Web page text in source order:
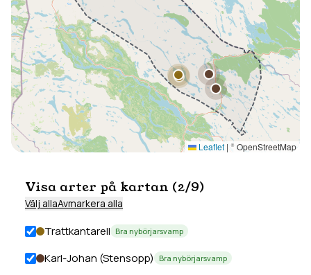
Leaflet | © OpenStreetMap
Visa arter på kartan (2/9)
Välj allaAvmarkera alla
Trattkantarell Bra nybörjarsvamp
Karl-Johan (Stensopp) Bra nybörjarsvamp